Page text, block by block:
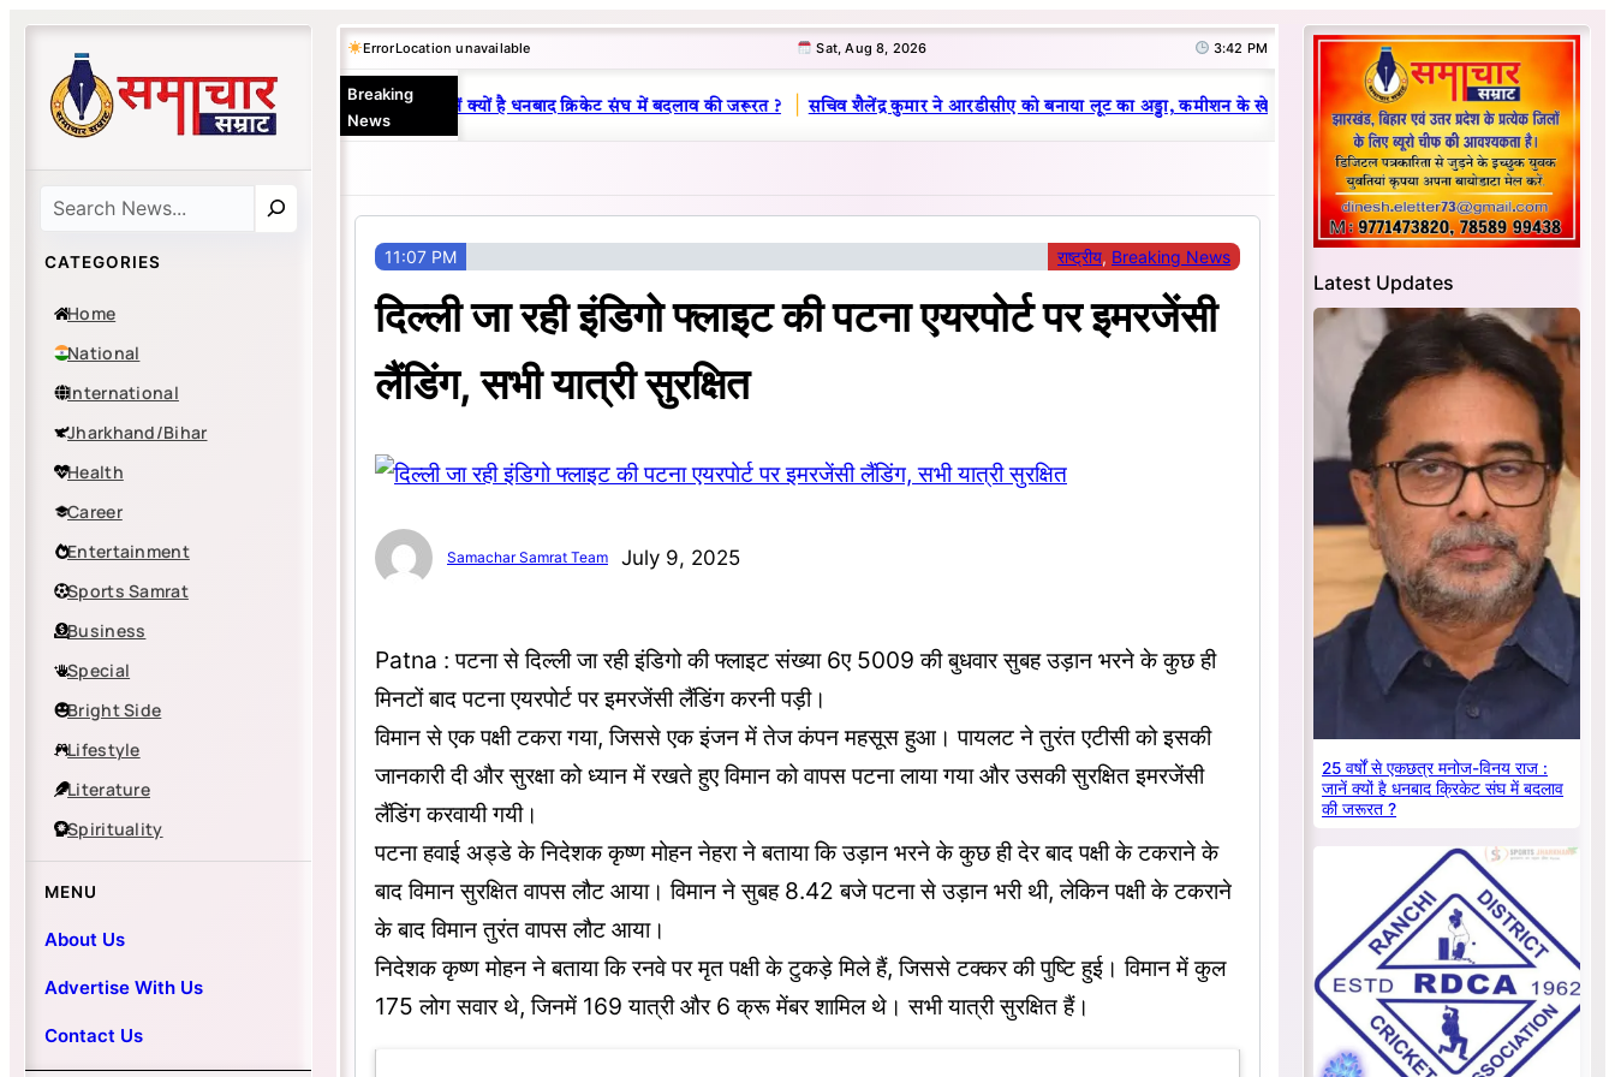
Skip
content
Search
CATEGORIES
Home
National
International
Jharkhand/Bihar
Health
Career
Entertainment
Sports Samrat
Business
Special
Bright Side
Lifestyle
Literature
Spirituality
MENU
About Us
Advertise With Us
Contact Us
ErrorLocation unavailable Sat, Aug 8, 2026 3:42 PM
Breaking
News
25 वर्षों से एकछत्र मनोज-विनय राज : जानें क्यों है धनबाद क्रिकेट संघ में बदलाव की जरूरत ? | सचिव शैलेंद्र कुमार ने आरडीसीए को बनाया लूट का अड्डा, कमीशन के खेल का हुआ भंडाफोड़ | धनबाद क्रिकेट संघ में
11:07 PM राष्ट्रीय, Breaking News
दिल्ली जा रही इंडिगो फ्लाइट की पटना एयरपोर्ट पर इमरजेंसी
लैंडिंग, सभी यात्री सुरक्षित
Samachar Samrat Team July 9, 2025
Patna : पटना से दिल्ली जा रही इंडिगो की फ्लाइट संख्या 6ए 5009 की बुधवार सुबह उड़ान भरने के कुछ ही
मिनटों बाद पटना एयरपोर्ट पर इमरजेंसी लैंडिंग करनी पड़ी।
विमान से एक पक्षी टकरा गया, जिससे एक इंजन में तेज कंपन महसूस हुआ। पायलट ने तुरंत एटीसी को इसकी
जानकारी दी और सुरक्षा को ध्यान में रखते हुए विमान को वापस पटना लाया गया और उसकी सुरक्षित इमरजेंसी
लैंडिंग करवायी गयी।
पटना हवाई अड्डे के निदेशक कृष्ण मोहन नेहरा ने बताया कि उड़ान भरने के कुछ ही देर बाद पक्षी के टकराने के
बाद विमान सुरक्षित वापस लौट आया। विमान ने सुबह 8.42 बजे पटना से उड़ान भरी थी, लेकिन पक्षी के टकराने
के बाद विमान तुरंत वापस लौट आया।
निदेशक कृष्ण मोहन ने बताया कि रनवे पर मृत पक्षी के टुकड़े मिले हैं, जिससे टक्कर की पुष्टि हुई। विमान में कुल
175 लोग सवार थे, जिनमें 169 यात्री और 6 क्रू मेंबर शामिल थे। सभी यात्री सुरक्षित हैं।
Latest Updates
25 वर्षों से एकछत्र मनोज-विनय राज :
जानें क्यों है धनबाद क्रिकेट संघ में बदलाव
की जरूरत ?